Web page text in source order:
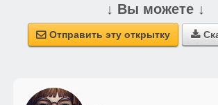
↓ Вы можете ↓
 Отправить эту открытку 